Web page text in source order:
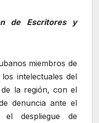
de Escritores y
miembros de
intelectuales del
la región, con el
denuncia ante el
el despliegue de